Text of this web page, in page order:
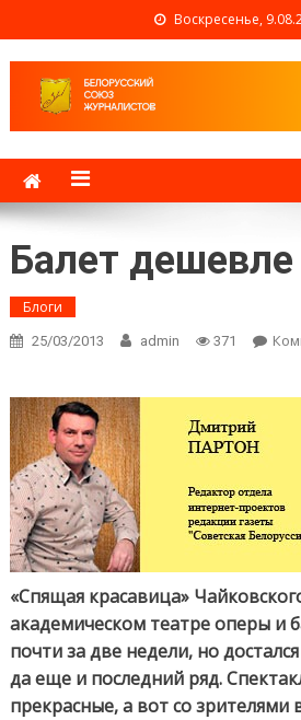
Воскресенье,
Балет дешевле
Блоги
25/03/2013 admin 371
«Спящая красавица»
академическом театре оперы и
почти за две недели, но до
да еще и последний ряд.
прекрасные, а вот со зрителями